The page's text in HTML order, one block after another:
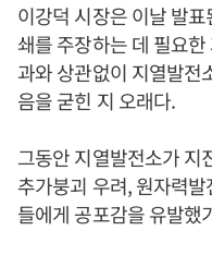
이강덕 시장은 이날 발
쇄를 주장하는 데 필요
과와 상관없이 지열발전
음을 굳힌 지 오래다.
그동안 지열발전소가 지
추가붕괴 우려, 원자력
들에게 공포감을 유발했